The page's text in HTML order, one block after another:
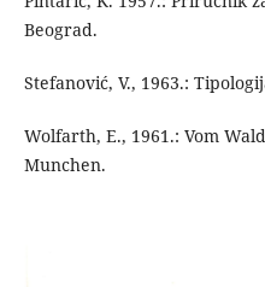
Beograd.
Stefanović, V., 1963.:
Wolfarth, E., 1961.: Vom
Munchen.